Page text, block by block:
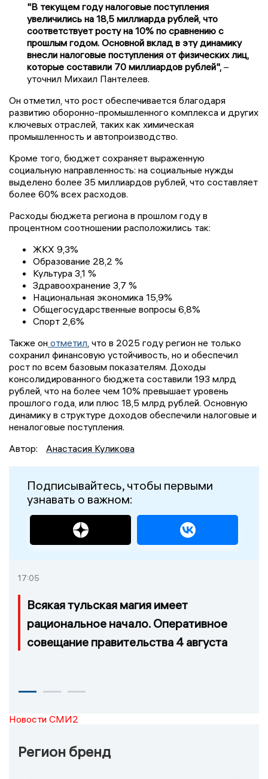
"В текущем году налоговые поступления
увеличились на 18,5 миллиарда рублей, что
соответствует росту на 10% по сравнению с
прошлым годом. Основной вклад в эту динамику
внесли налоговые поступления от физических лиц,
которые составили 70 миллиардов рублей", –
уточнил Михаил Пантелеев.
Он отметил, что рост обеспечивается благодаря
развитию оборонно-промышленного комплекса и других
ключевых отраслей, таких как химическая
промышленность и автопроизводство.
Кроме того, бюджет сохраняет выраженную
социальную направленность: на социальные нужды
выделено более 35 миллиардов рублей, что составляет
более 60% всех расходов.
Расходы бюджета региона в прошлом году в
процентном соотношении расположились так:
ЖКХ 9,3%
Образование 28,2 %
Культура 3,1 %
Здравоохранение 3,7 %
Национальная экономика 15,9%
Общегосударственные вопросы 6,8%
Спорт 2,6%
Также он отметил, что в 2025 году регион не только
сохранил финансовую устойчивость, но и обеспечил
рост по всем базовым показателям. Доходы
консолидированного бюджета составили 193 млрд
рублей, что на более чем 10% превышает уровень
прошлого года, или плюс 18,5 млрд рублей. Основную
динамику в структуре доходов обеспечили налоговые и
неналоговые поступления.
Автор:
Анастасия Куликова
Подписывайтесь, чтобы первыми
узнавать о важном:
17:05
Всякая тульская магия имеет
рациональное начало. Оперативное
совещание правительства 4 августа
Новости СМИ2
Регион бренд